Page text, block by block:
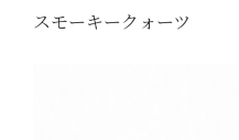
スモーキークォーツ